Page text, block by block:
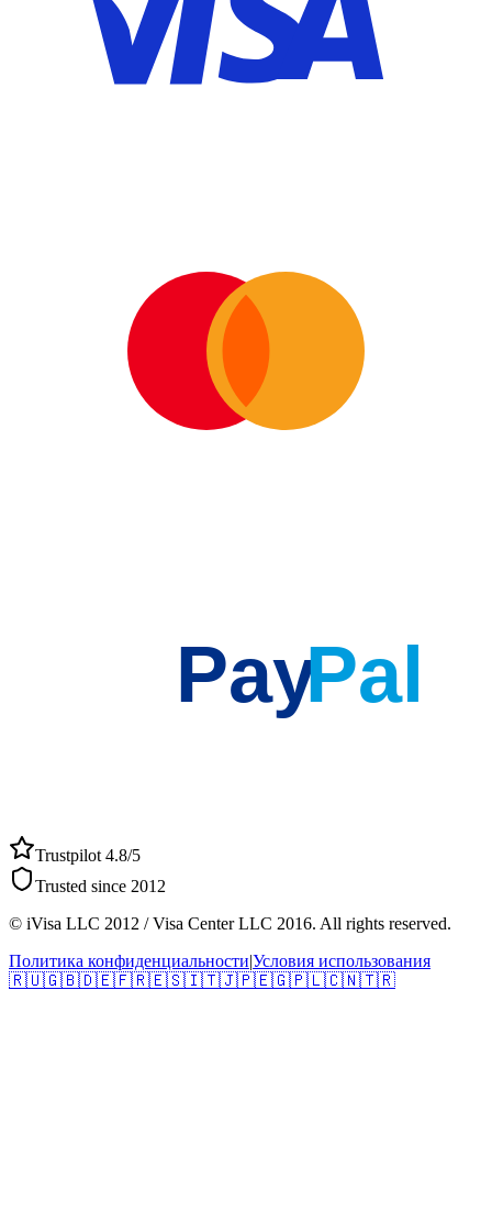
PayPal
Trustpilot 4.8/5
Trusted since 2012
© iVisa LLC 2012 / Visa Center LLC 2016. All rights reserved.
Политика конфиденциальности|Условия использования
🇷🇺🇬🇧🇩🇪🇫🇷🇪🇸🇮🇹🇯🇵🇪🇬🇵🇱🇨🇳🇹🇷